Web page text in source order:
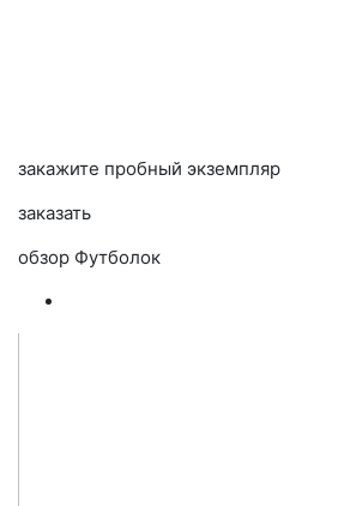
закажите пробный экземпляр
заказать
обзор Футболок